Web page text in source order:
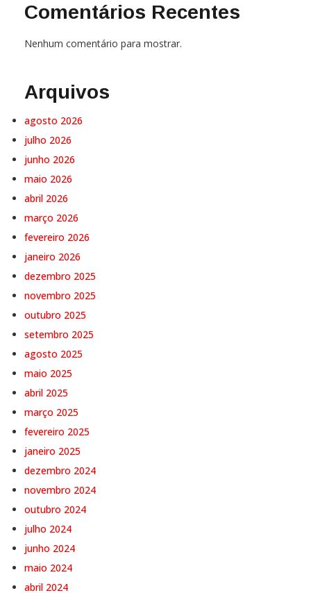
Comentários Recentes
Nenhum comentário para mostrar.
Arquivos
agosto 2026
julho 2026
junho 2026
maio 2026
abril 2026
março 2026
fevereiro 2026
janeiro 2026
dezembro 2025
novembro 2025
outubro 2025
setembro 2025
agosto 2025
maio 2025
abril 2025
março 2025
fevereiro 2025
janeiro 2025
dezembro 2024
novembro 2024
outubro 2024
julho 2024
junho 2024
maio 2024
abril 2024